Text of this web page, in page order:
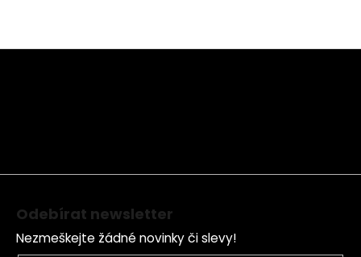
Z
Odebírat newsletter
Nezmeškejte žádné novinky či slevy!